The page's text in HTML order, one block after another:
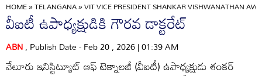
HOME»TELANGANA»VIT VICE PRESIDENT SHANKAR VISHWANATHAN
వీఐటీ ఉపాధ్యక్షుడికి గౌరవ డాక్టరేట్‌
ABN, Publish Date - Feb 20 , 2026 | 01:39 AM
వేలూరు ఇనిస్టిట్యూట్‌ ఆఫ్‌ టెక్నాలజీ (వీఐటీ) ఉపాధ్యక్షుడు శంకర్‌